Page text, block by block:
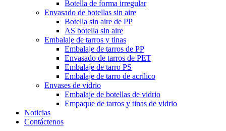
Botella de forma irregular
Envasado de botellas sin aire
Botella sin aire de PP
AS botella sin aire
Embalaje de tarros y tinas
Embalaje de tarros de PP
Envasado de tarros de PET
Embalaje de tarro PS
Embalaje de tarro de acrílico
Envases de vidrio
Embalaje de botellas de vidrio
Empaque de tarros y tinas de vidrio
Noticias
Contáctenos